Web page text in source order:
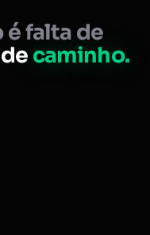
é falta de
caminho.